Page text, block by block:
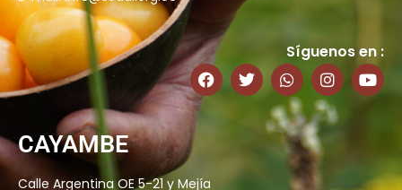
Síguenos en :
CAYAMBE
Calle Argentina OE 5-21 y Mejía